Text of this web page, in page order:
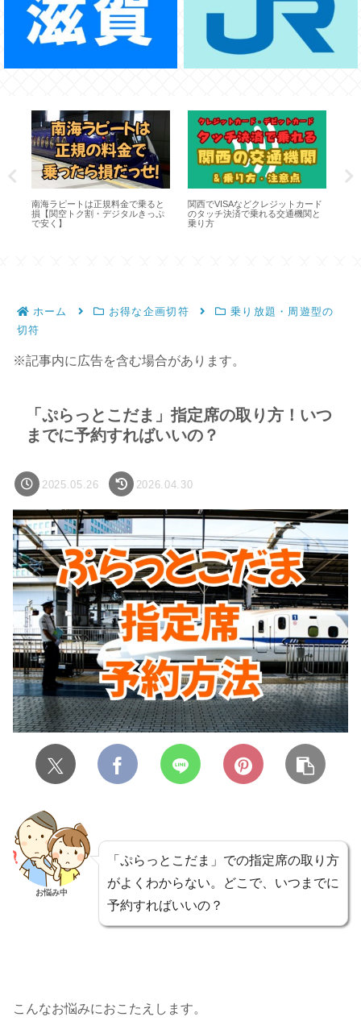
南海ラピートは正規料金で乗ると
損【関空トク割・デジタルきっぷ
で安く】
関西でVISAなどクレジットカード
のタッチ決済で乗れる交通機関と
乗り方
ホーム お得な企画切符
乗り放題・周遊型の
切符
※記事内に広告を含む場合があります。
「ぷらっとこだま」指定席の取り方！いつ
までに予約すればいいの？
2025.05.26 2026.04.30
お悩み中
「ぷらっとこだま」での指定席の取り方
がよくわからない。どこで、いつまでに
予約すればいいの？
こんなお悩みにおこたえします。